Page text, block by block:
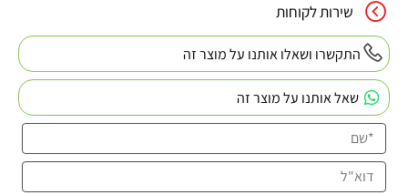
שירות לקוחות
התקשרו ושאלו אותנו על מוצר זה
שאל אותנו על מוצר זה